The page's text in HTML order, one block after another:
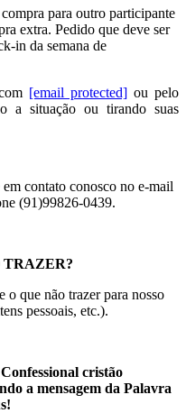
para outro participante
extra. Pedido que deve ser
in da semana de
[email protected]ou pelo
a situação ou tirando suas
contato conosco no e-mail
(91)99826-0439.
TRAZER?
o que não trazer para nosso
pessoais, etc.).
cristão
a mensagem da Palavra